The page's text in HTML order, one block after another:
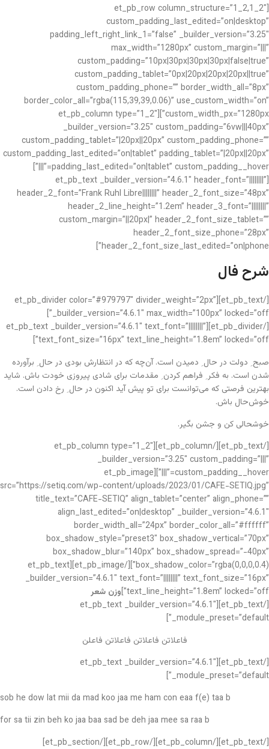
[et_pb_row column_structure=”1_2,1_2″
custom_padding_last_edited=”on|desktop”
padding_left_right_link_1=”false” _builder_version=”3.25″
max_width=”1280px” custom_margin=”|||”
custom_padding=”10px|30px|30px|30px|false|true”
custom_padding_tablet=”0px|20px|20px|20px||true”
custom_padding_phone=”” border_width_all=”8px”
border_color_all=”rgba(115,39,39,0.06)” use_custom_width=”on”
custom_width_px=”1280px”][et_pb_column type=”1_2″
_builder_version=”3.25″ custom_padding=”6vw|||40px”
custom_padding_tablet=”|20px||20px” custom_padding_phone=””
custom_padding_last_edited=”on|tablet” padding_tablet=”|20px||20px”
padding_last_edited=”on|tablet” custom_padding__hover=”|||”]
[et_pb_text _builder_version=”4.6.1″ header_font=”||||||||”
header_2_font=”Frank Ruhl Libre||||||||” header_2_font_size=”48px”
header_2_line_height=”1.2em” header_3_font=”||||||||”
custom_margin=”||20px|” header_2_font_size_tablet=””
header_2_font_size_phone=”28px”
header_2_font_size_last_edited=”on|phone”]
شرح فال
[/et_pb_text][et_pb_divider color=”#979797″ divider_weight=”2px”
_builder_version=”4.6.1″ max_width=”100px” locked=”off”]
[/et_pb_divider][et_pb_text _builder_version=”4.6.1″ text_font=”||||||||”
text_font_size=”16px” text_line_height=”1.8em” locked=”off”]
صبح ِ دولت در حال ِ دمیدن است. آن‌چه که در انتظارش بودی در حال ِ برآورده
شدن است. به فکر ِ فراهم کردن ِ مقدمات برای شادی پیروزی خودت باش. شاید
بهترین فرصتی که می‌توانست برای تو پیش آید اکنون در حال ِ رخ دادن است.
خوش‌حال باش.
خوشحالی کن و جشن بگیر.
[/et_pb_text][/et_pb_column][et_pb_column type=”1_2″
_builder_version=”3.25″ custom_padding=”|||”
custom_padding__hover=”|||”][et_pb_image
src=”https://setiq.com/wp-content/uploads/2023/01/CAFE-SETIQ.jpg”
title_text=”CAFE-SETIQ” align_tablet=”center” align_phone=””
align_last_edited=”on|desktop” _builder_version=”4.6.1″
border_width_all=”24px” border_color_all=”#ffffff”
box_shadow_style=”preset3″ box_shadow_vertical=”70px”
box_shadow_blur=”140px” box_shadow_spread=”-40px”
box_shadow_color=”rgba(0,0,0,0.4)”][/et_pb_image][et_pb_text
_builder_version=”4.6.1″ text_font=”||||||||” text_font_size=”16px”
text_line_height=”1.8em” locked=”off”] وزن شعر
[/et_pb_text][et_pb_text _builder_version=”4.6.1″
_module_preset=”default”]
فاعلاتن فاعلاتن فاعلاتن فاعلن
[/et_pb_text][et_pb_text _builder_version=”4.6.1″
_module_preset=”default”]
sob he dow lat mii da mad koo jaa me ham con eaa f(e) taa b
for sa tii zin beh ko jaa baa sad be deh jaa mee sa raa b
[/et_pb_text][/et_pb_column][/et_pb_row][/et_pb_section]